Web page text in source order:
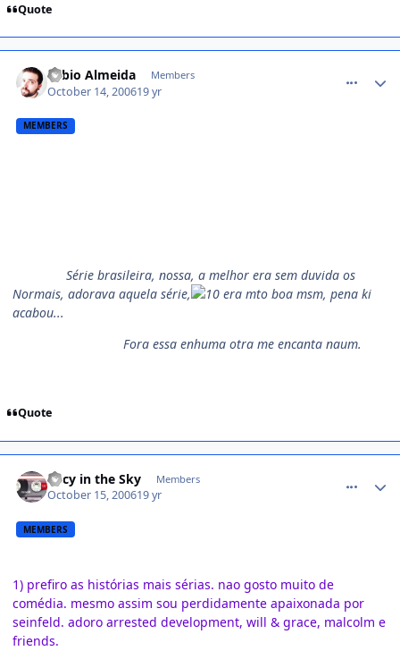
Quote
Fábio Almeida Members
October 14, 200619 yr
MEMBERS
Série brasileira, nossa, a melhor era sem duvida os
Normais, adorava aquela série,
era mto boa msm, pena ki
acabou...
Fora essa enhuma otra me encanta naum.
Quote
Lucy in the Sky Members
October 15, 200619 yr
MEMBERS
1) prefiro as histórias mais sérias. nao gosto muito de
comédia. mesmo assim sou perdidamente apaixonada por
seinfeld. adoro arrested development, will & grace, malcolm e
friends.